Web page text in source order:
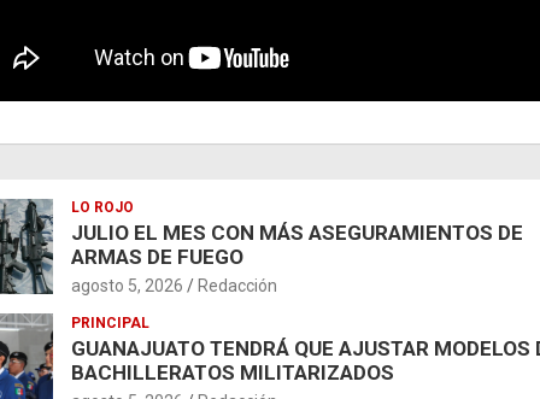
LO ROJO
JULIO EL MES CON MÁS ASEGURAMIENTOS DE
ARMAS DE FUEGO
agosto 5, 2026 Redacción
PRINCIPAL
GUANAJUATO TENDRÁ QUE AJUSTAR MODELOS
BACHILLERATOS MILITARIZADOS